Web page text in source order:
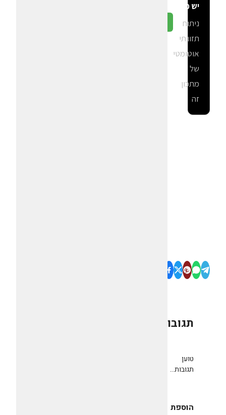
יש פה?
ניתוח
תזונתי
אוטומטי
של
מתכון
זה
תגובות
טוען
תגובות...
הוספת